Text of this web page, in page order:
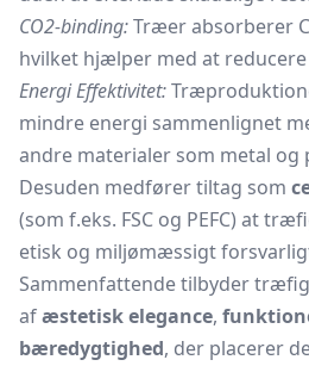
CO2-binding:Træer absorberer
hvilket hjælper med at reducere
Energi Effektivitet:
mindre energi sammenlignet
andre materialer som metal og
Desuden medfører tiltag som
(som f.eks. FSC og PEFC) at
etisk og miljømæssigt
Sammenfattende tilbyder
afæstetisk elegance,
bæredygtighed, der placerer